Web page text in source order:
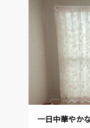
一日中華やか